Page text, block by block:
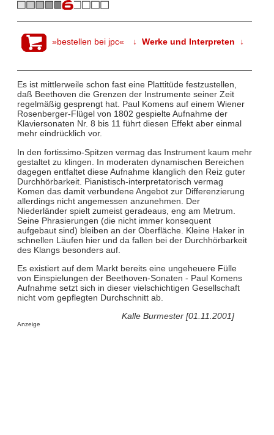
»bestellen bei jpc« ↓ Werke und Interpreten ↓
Es ist mittlerweile schon fast eine Plattitüde festzustellen,
daß Beethoven die Grenzen der Instrumente seiner Zeit
regelmäßig gesprengt hat. Paul Komens auf einem Wiener
Rosenberger-Flügel von 1802 gespielte Aufnahme der
Klaviersonaten Nr. 8 bis 11 führt diesen Effekt aber einmal
mehr eindrücklich vor.
In den fortissimo-Spitzen vermag das Instrument kaum mehr
gestaltet zu klingen. In moderaten dynamischen Bereichen
dagegen entfaltet diese Aufnahme klanglich den Reiz guter
Durchhörbarkeit. Pianistisch-interpretatorisch vermag
Komen das damit verbundene Angebot zur Differenzierung
allerdings nicht angemessen anzunehmen. Der
Niederländer spielt zumeist geradeaus, eng am Metrum.
Seine Phrasierungen (die nicht immer konsequent
aufgebaut sind) bleiben an der Oberfläche. Kleine Haker in
schnellen Läufen hier und da fallen bei der Durchhörbarkeit
des Klangs besonders auf.
Es existiert auf dem Markt bereits eine ungeheuere Fülle
von Einspielungen der Beethoven-Sonaten - Paul Komens
Aufnahme setzt sich in dieser vielschichtigen Gesellschaft
nicht vom gepflegten Durchschnitt ab.
Kalle Burmester [01.11.2001]
Anzeige